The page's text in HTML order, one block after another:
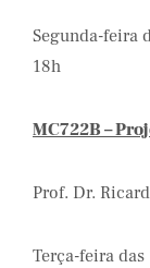
Segunda-feira
18h
MC722B –
Prof. Dr.
Terça-feira